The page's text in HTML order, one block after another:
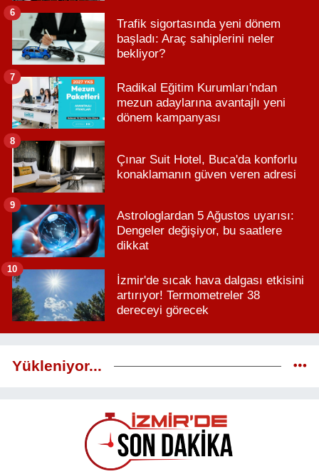
Trafik sigortasında yeni dönem
başladı: Araç sahiplerini neler
bekliyor?
6
Radikal Eğitim Kurumları'ndan
mezun adaylarına avantajlı yeni
dönem kampanyası
7
Çınar Suit Hotel, Buca'da konforlu
konaklamanın güven veren adresi
8
Astrologlardan 5 Ağustos uyarısı:
Dengeler değişiyor, bu saatlere
dikkat
9
İzmir'de sıcak hava dalgası etkisini
artırıyor! Termometreler 38
dereceyi görecek
10
Yükleniyor...